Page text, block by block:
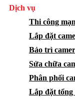
Dịch vụ
Thi công
Lắp đặt
Bảo trì
Sửa chữa
Phân phối
Lắp đặt tổng